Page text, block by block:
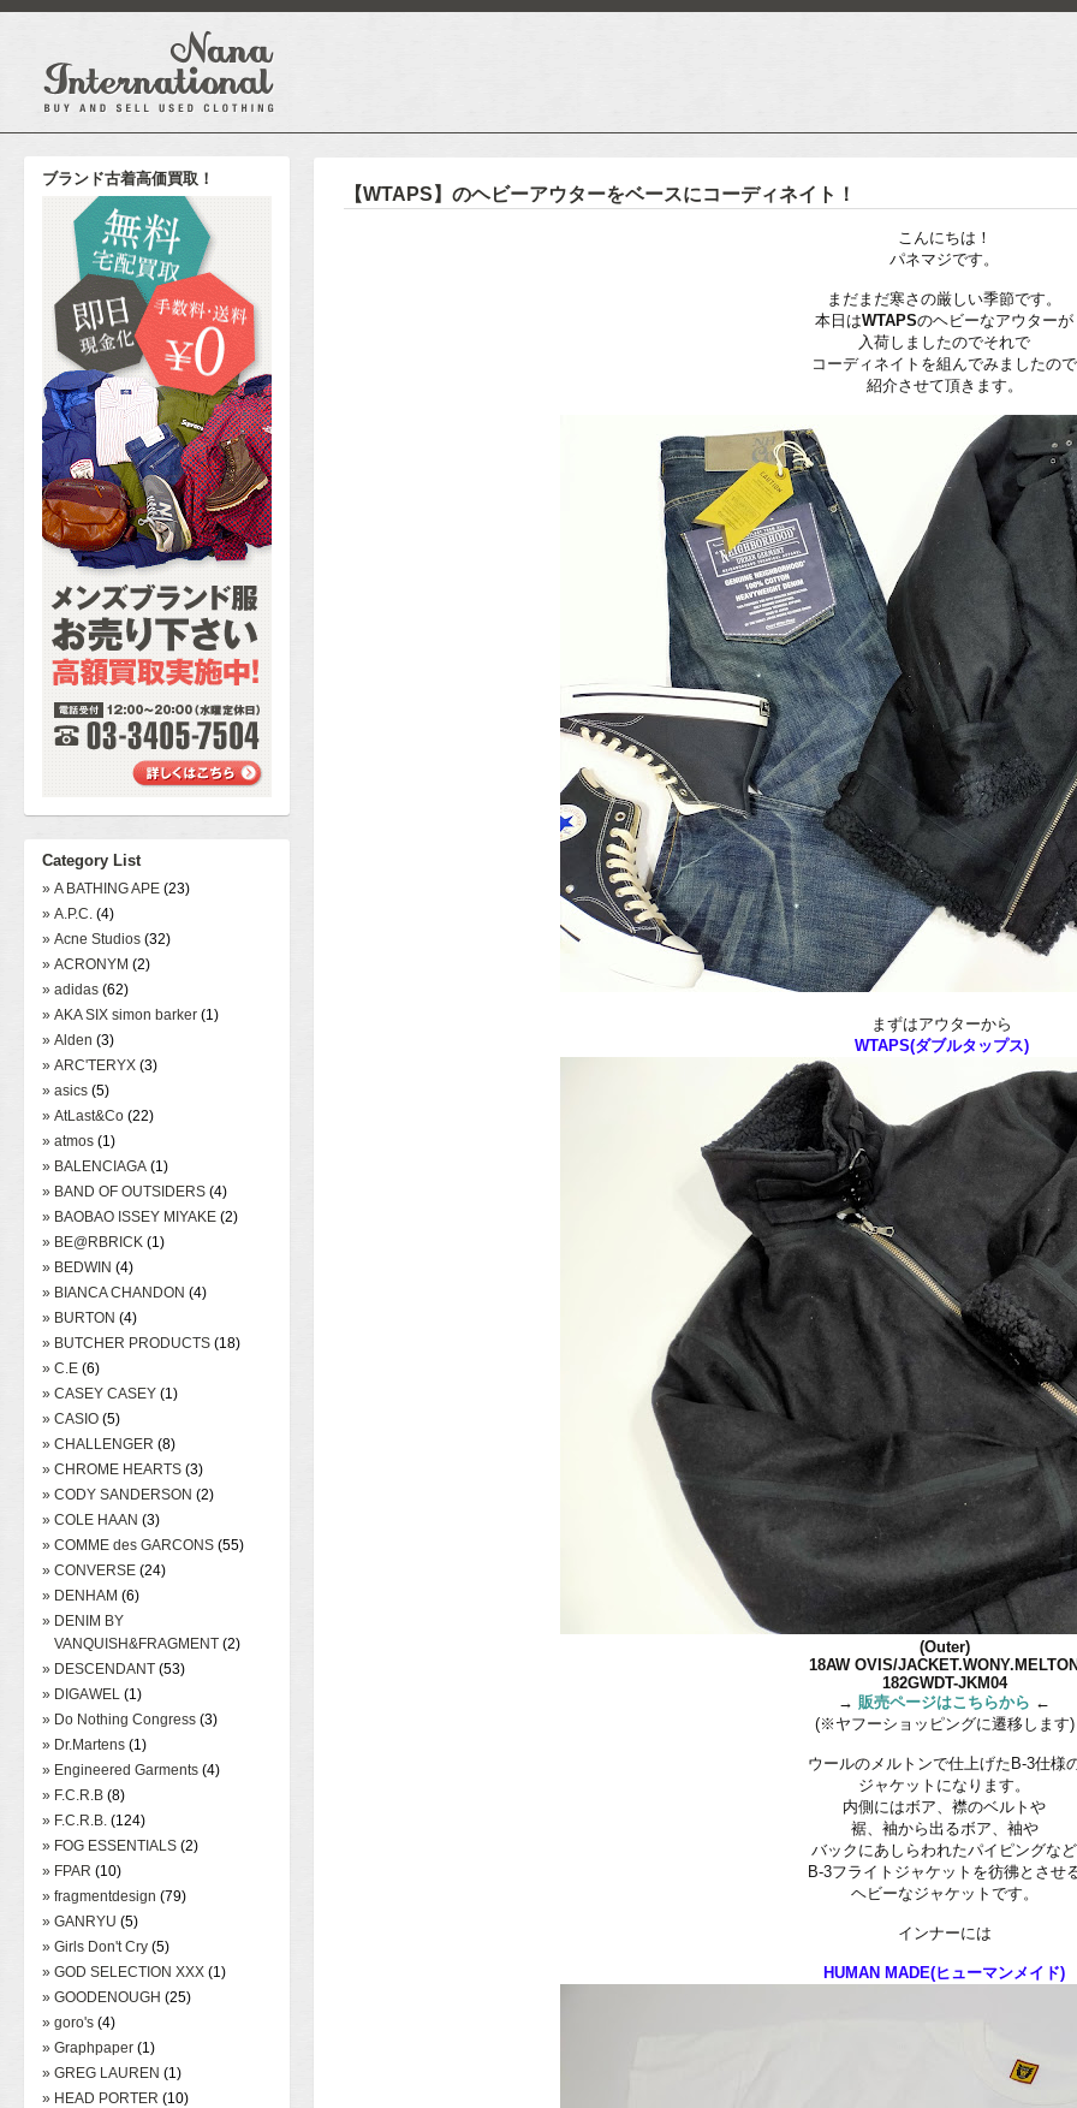
ブランド古着高価買取！
Category List
» A BATHING APE (23)
» A.P.C. (4)
» Acne Studios (32)
» ACRONYM (2)
» adidas (62)
» AKA SIX simon barker (1)
» Alden (3)
» ARC'TERYX (3)
» asics (5)
» AtLast&Co (22)
» atmos (1)
» BALENCIAGA (1)
» BAND OF OUTSIDERS (4)
» BAOBAO ISSEY MIYAKE (2)
» BE@RBRICK (1)
» BEDWIN (4)
» BIANCA CHANDON (4)
» BURTON (4)
» BUTCHER PRODUCTS (18)
» C.E (6)
» CASEY CASEY (1)
» CASIO (5)
» CHALLENGER (8)
» CHROME HEARTS (3)
» CODY SANDERSON (2)
» COLE HAAN (3)
» COMME des GARCONS (55)
» CONVERSE (24)
» DENHAM (6)
» DENIM BY
VANQUISH&FRAGMENT (2)
» DESCENDANT (53)
» DIGAWEL (1)
» Do Nothing Congress (3)
» Dr.Martens (1)
» Engineered Garments (4)
» F.C.R.B (8)
» F.C.R.B. (124)
» FOG ESSENTIALS (2)
» FPAR (10)
» fragmentdesign (79)
» GANRYU (5)
» Girls Don't Cry (5)
» GOD SELECTION XXX (1)
» GOODENOUGH (25)
» goro's (4)
» Graphpaper (1)
» GREG LAUREN (1)
» HEAD PORTER (10)
【WTAPS】のヘビーアウターをベースにコーディネイト！
こんにちは！
パネマジです。
まだまだ寒さの厳しい季節です。
本日はWTAPSのヘビーなアウターが
入荷しましたのでそれで
コーディネイトを組んでみましたので
紹介させて頂きます。
まずはアウターから
WTAPS(ダブルタップス)
(Outer)
18AW OVIS/
182GWDT-JKM04
→販売ページはこちらから ←
(※ヤフーショッピングに遷移します)
ウールのメルトンで仕上げたB-3仕様
ジャケットになります。
内側にはボア、襟のベルトや
裾、袖から出るボア、袖や
バックにあしらわれたパイピングなど
B-3フライトジャケットを彷彿とさせ
ヘビーなジャケットです。
インナーには
HUMAN MADE(ヒューマンメイド)